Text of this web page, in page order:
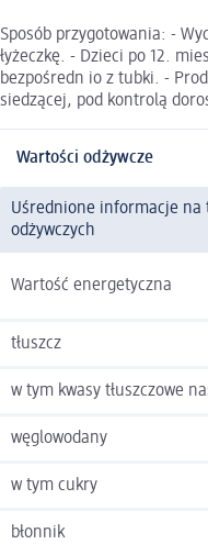
Sposób przygotowania: -
łyżeczkę. - Dzieci po 12.
bezpośredn io z tubki. -
siedzącej, pod kontrolą
Wartości odżywcze
Uśrednione informacje na
odżywczych
Wartość energetyczna
tłuszcz
w tym kwasy tłuszczowe
węglowodany
w tym cukry
błonnik